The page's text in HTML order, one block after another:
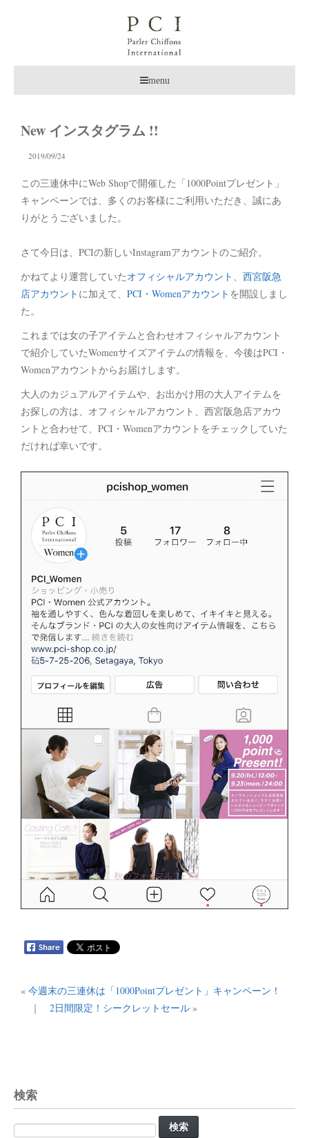
menu
New インスタグラム !!
2019/09/24
この三連休中にWeb Shopで開催した「1000Pointプレゼント」
キャンペーンでは、多くのお客様にご利用いただき、誠にあ
りがとうございました。
さて今日は、PCIの新しいInstagramアカウントのご紹介。
かねてより運営していたオフィシャルアカウント 、 西宮阪急
店アカウント に加えて、 PCI・Womenアカウント を開設しまし
た。
これまでは女の子アイテムと合わせオフィシャルアカウント
で紹介していたWomenサイズアイテムの情報を、今後はPCI・
Womenアカウントからお届けします。
大人のカジュアルアイテムや、お出かけ用の大人アイテムを
お探しの方は、オフィシャルアカウント、西宮阪急店アカウ
ントと合わせて、PCI・Womenアカウントをチェックしていた
だければ幸いです。
« 今週末の三連休は「1000Pointプレゼント」キャンペーン！
｜ 2日間限定！シークレットセール »
検索
検
索: